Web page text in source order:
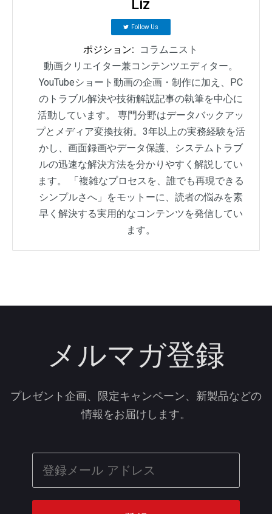
Liz
Follow Us
ポジション:
コラムニスト
動画クリエイター兼コンテンツエディター。
YouTubeショート動画の企画・制作に加え、PC
のトラブル解決や技術解説記事の執筆を中心に
活動しています。 専門分野はデータバックアッ
プとメディア変換技術。3年以上の実務経験を活
かし、画面録画やデータ保護、システムトラブ
ルの迅速な解決方法を分かりやすく解説してい
ます。 「複雑なプロセスを、誰でも再現できる
シンプルさへ」をモットーに、読者の悩みを素
早く解決する実用的なコンテンツを発信してい
ます。
メルマガ登録
プレゼント企画、限定キャンペーン、新製品などの
情報をお届けします。